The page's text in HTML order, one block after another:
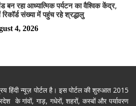
बन रहा आध्यात्मिक पर्यटन का वैश्विक केंद्र,
रिकॉर्ड संख्या में पहुंच रहे श्रद्धालु
4, 2026
हिंदी न्यूज़ पोर्टल है। इस पोर्टल की शुरुआत 2015
के गांवों, गाड़, गधेरों, शहरों, कस्बों और पर्यावरण